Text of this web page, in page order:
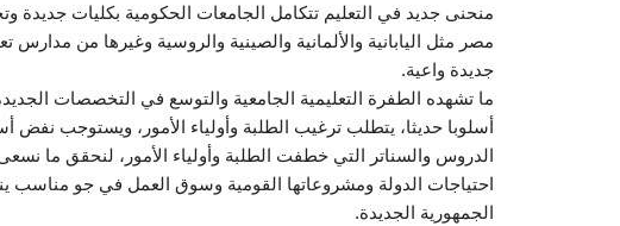
منحنى جديد في التعليم تتكامل الجامعات الحكومية بكليات
مصر مثل اليابانية والألمانية والصينية والروسية وغيرها من
جديدة واعية.
ما تشهده الطفرة التعليمية الجامعية والتوسع في التخصصات
أسلوبا حديثا، يتطلب ترغيب الطلبة وأولياء الأمور، ويستوجب نفض
الدروس والسناتر التي خطفت الطلبة وأولياء الأمور، لنحقق ما
احتياجات الدولة ومشروعاتها القومية وسوق العمل في جو مناسب
الجمهورية الجديدة.